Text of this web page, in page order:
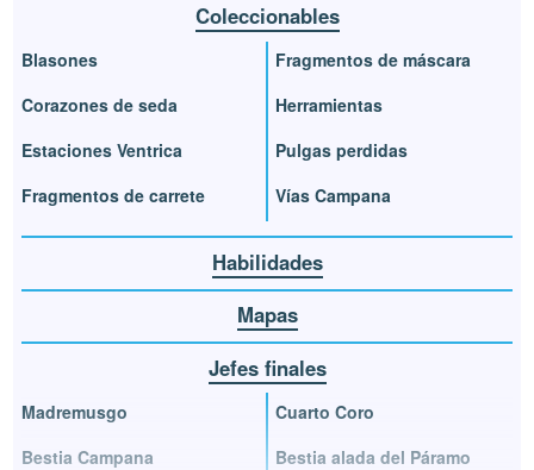
Coleccionables
Blasones
Corazones de seda
Estaciones Ventrica
Fragmentos de carrete
Fragmentos de máscara
Herramientas
Pulgas perdidas
Vías Campana
Habilidades
Mapas
Jefes finales
Madremusgo
Bestia Campana
Cuarto Coro
Bestia alada del Páramo